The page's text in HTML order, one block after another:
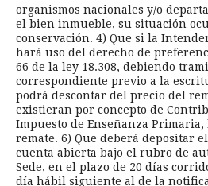
organismos nacionales y/o
el bien inmueble, su situación
conservación. 4) Que si la
hará uso del derecho de
66 de la ley 18.308, debiendo
correspondiente previo a la
podrá descontar del precio del
existieran por concepto de
Impuesto de Enseñanza Primaria,
remate. 6) Que deberá depositar
cuenta abierta bajo el rubro de
Sede, en el plazo de 20 días
día hábil siguiente al de la